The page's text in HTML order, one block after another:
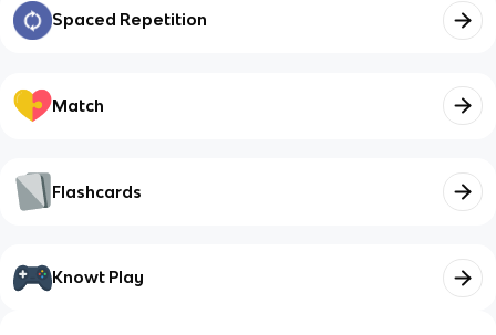
Spaced Repetition
Match
Flashcards
Knowt Play